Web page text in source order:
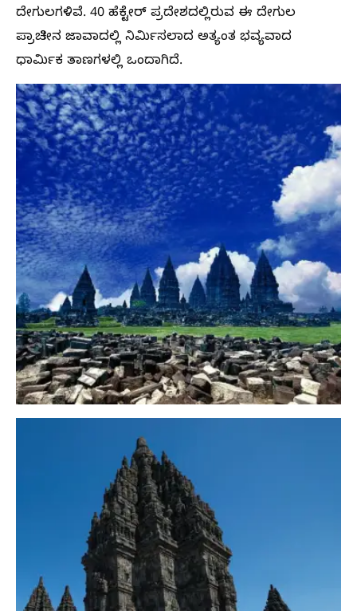
ದೇಗುಲಗಳಿವೆ. 40 ಹೆಕ್ಟೇರ್‌ ಪ್ರದೇಶದಲ್ಲಿರುವ ಈ ದೇಗುಲ
ಪ್ರಾಚೀನ ಜಾವಾದಲ್ಲಿ ನಿರ್ಮಿಸಲಾದ ಅತ್ಯಂತ ಭವ್ಯವಾದ
ಧಾರ್ಮಿಕ ತಾಣಗಳಲ್ಲಿ ಒಂದಾಗಿದೆ.